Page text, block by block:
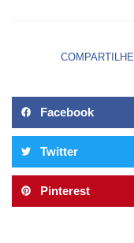
Facebook
Twitter
Pinterest